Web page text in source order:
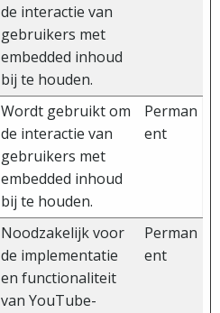
de interactie van
gebruikers met
embedded inhoud
bij te houden.
Wordt gebruikt om
de interactie van
gebruikers met
embedded inhoud
bij te houden.
Perman
ent
Noodzakelijk voor
de implementatie
en functionaliteit
van YouTube-
Perman
ent